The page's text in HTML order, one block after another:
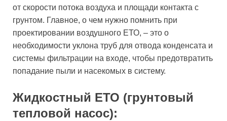
от скорости потока воздуха и площади контакта с
грунтом. Главное, о чем нужно помнить при
проектировании воздушного ЕТО, – это о
необходимости уклона труб для отвода конденсата и
системы фильтрации на входе, чтобы предотвратить
попадание пыли и насекомых в систему.
Жидкостный ЕТО (грунтовый
тепловой насос):